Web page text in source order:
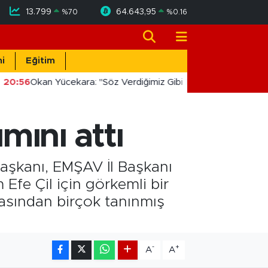
13.799 %70 64.643,95 %0.16
Eğitim
20:56Okan Yücekara: "Söz Verdiğimiz Gibi Masada Değil,
attı
EMŞAV İl Başkanı
Efe Çil için görkemli bir
birçok tanınmış
A- A+